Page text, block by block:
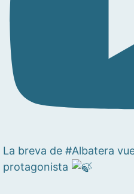
La breva de #Albatera
protagonista